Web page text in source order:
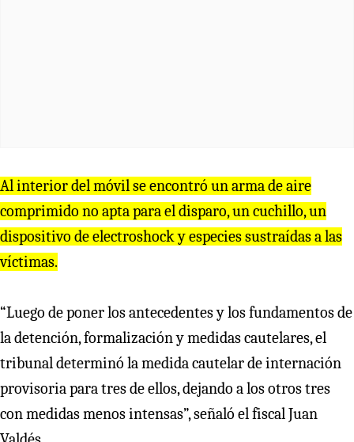
Al interior del móvil se encontró un arma de aire
comprimido no apta para el disparo, un cuchillo, un
dispositivo de electroshock y especies sustraídas a las
víctimas.
“Luego de poner los antecedentes y los fundamentos de
la detención, formalización y medidas cautelares, el
tribunal determinó la medida cautelar de internación
provisoria para tres de ellos, dejando a los otros tres
con medidas menos intensas”, señaló el fiscal Juan